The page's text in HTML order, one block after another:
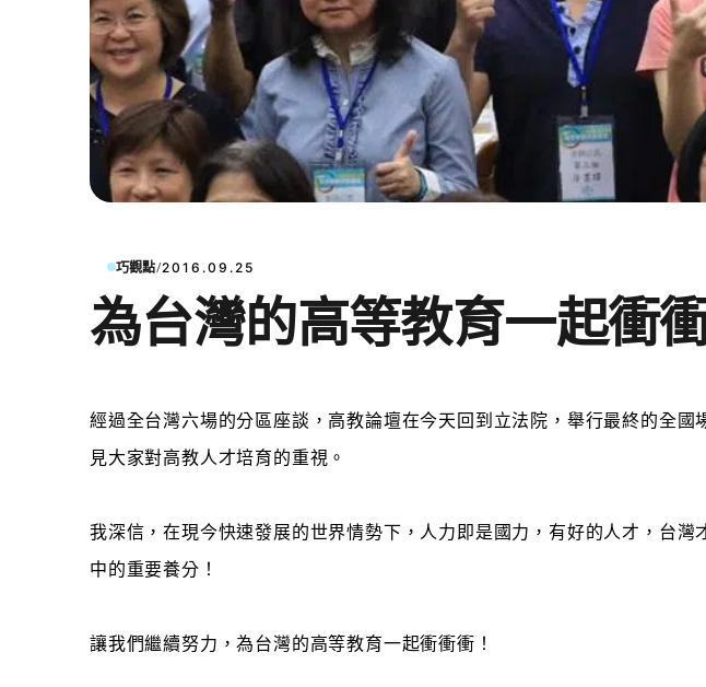
巧觀點/2016.09.25
為台灣的高等教育一起衝
經過全台灣六場的分區座談，高教論壇在今天回到立法院，舉行最終的全
見大家對高教人才培育的重視。
我深信，在現今快速發展的世界情勢下，人力即是國力，有好的人才，台
中的重要養分！
讓我們繼續努力，為台灣的高等教育一起衝衝衝！